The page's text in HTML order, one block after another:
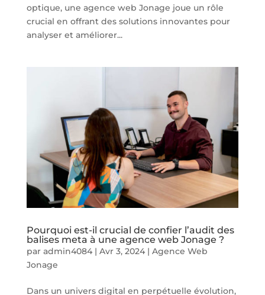
optique, une agence web Jonage joue un rôle
crucial en offrant des solutions innovantes pour
analyser et améliorer...
Pourquoi est-il crucial de confier l’audit des
balises meta à une agence web Jonage ?
par admin4084| Avr 3, 2024| Agence Web
Jonage
Dans un univers digital en perpétuelle évolution,